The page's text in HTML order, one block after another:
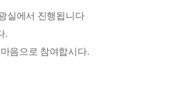
실에서 진행됩니다
.
음으로 참여합시다.